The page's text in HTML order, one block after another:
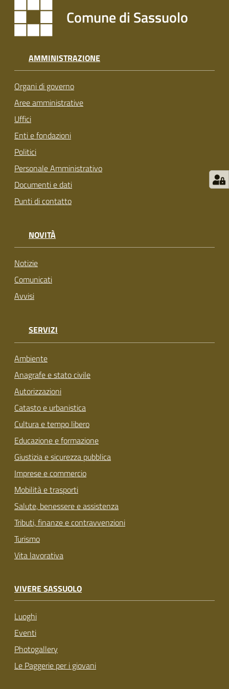
t
S
u
o
o
Tutti
gli
argomenti...
Comune di Sassuolo
AMMINISTRAZIONE
Organi di governo
Aree amministrative
Uffici
Enti e fondazioni
Politici
Personale Amministrativo
Documenti e dati
Punti di contatto
NOVITÀ
Notizie
Comunicati
Avvisi
SERVIZI
Ambiente
Anagrafe e stato civile
Autorizzazioni
Catasto e urbanistica
Cultura e tempo libero
Educazione e formazione
Giustizia e sicurezza pubblica
Imprese e commercio
Mobilità e trasporti
Salute, benessere e assistenza
Tributi, finanze e contravvenzioni
Turismo
Vita lavorativa
VIVERE SASSUOLO
Luoghi
Eventi
Photogallery
Le Paggerie per i giovani